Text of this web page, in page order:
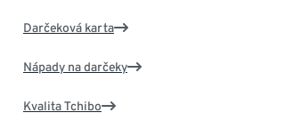
Darčeková karta
Nápady na darčeky
Kvalita Tchibo